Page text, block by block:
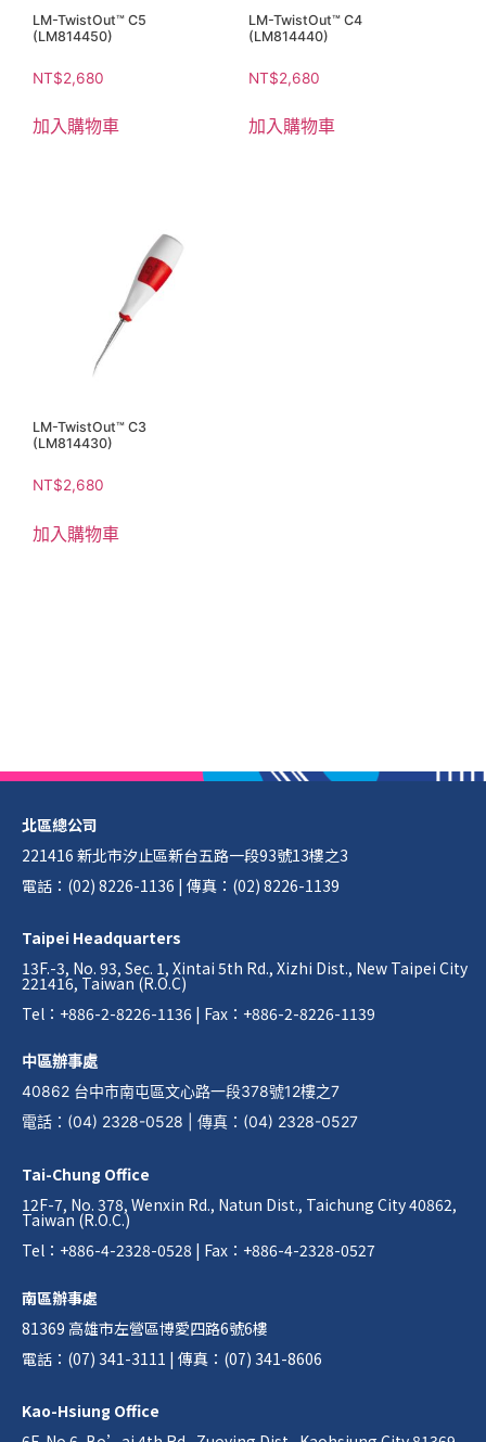
LM-TwistOut™ C5
(LM814450)
NT$2,680
加入購物車
LM-TwistOut™ C4
(LM814440)
NT$2,680
加入購物車
LM-TwistOut™ C3
(LM814430)
NT$2,680
加入購物車
北區總公司
221416 新北市汐止區新台五路一段93號13樓之3
電話：(02) 8226-1136 | 傳真：(02) 8226-1139
Taipei Headquarters
13F.-3, No. 93, Sec. 1, Xintai 5th Rd., Xizhi Dist., New Taipei City
221416, Taiwan (R.O.C)
Tel：+886-2-8226-1136 | Fax：+886-2-8226-1139
中區辦事處
40862 台中市南屯區文心路一段378號12樓之7
電話 ： (04) 2328-0528 傳真 ： (04) 2328-0527
Tai-Chung Office
12F-7, No. 378, Wenxin Rd., Natun Dist., Taichung City 40862,
Taiwan (R.O.C.)
Tel：+886-4-2328-0528 | Fax：+886-4-2328-0527
南區辦事處
81369 高雄市左營區博愛四路6號6樓
電話：(07) 341-3111 | 傳真：(07) 341-8606
Kao-Hsiung Office